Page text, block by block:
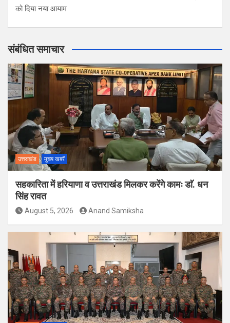
को दिया नया आयाम
संबंधित समाचार
उत्तराखंड मुख्य खबरें
सहकारिता में हरियाणा व उत्तराखंड मिलकर करेंगे कामः डाॅ. धन
सिंह रावत
August 5, 2026 Anand Samiksha